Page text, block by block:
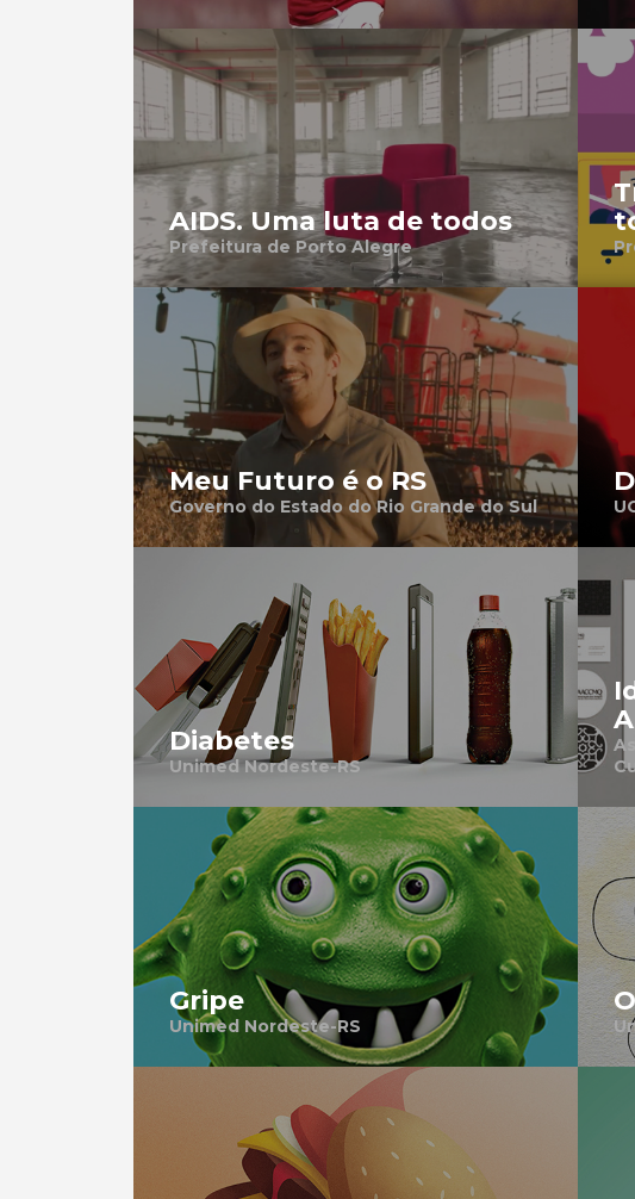
AIDS. Uma luta de todos
Prefeitura de Porto Alegre
Meu Futuro é o RS
Governo do Estado do Rio Grande do Sul
Diabetes
Unimed Nordeste-RS
Gripe
Unimed Nordeste-RS